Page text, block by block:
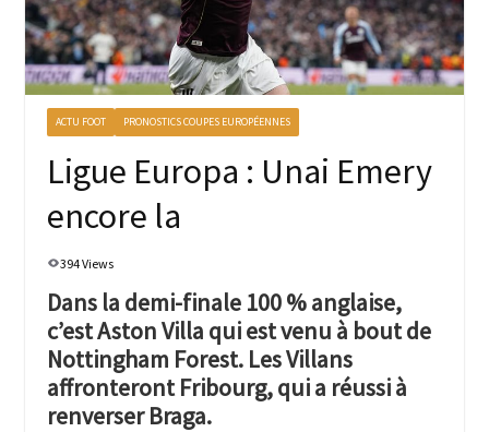
ACTU FOOT PRONOSTICS COUPES EUROPÉENNES
Ligue Europa : Unai Emery
encore la
394 Views
Dans la demi-finale 100 % anglaise,
c’est Aston Villa qui est venu à bout de
Nottingham Forest. Les Villans
affronteront Fribourg, qui a réussi à
renverser Braga.